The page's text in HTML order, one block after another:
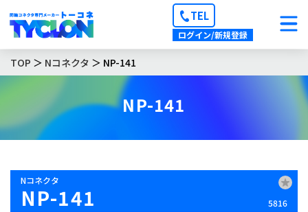
TEL
ログイン/新規登録
TOP ＞ Nコネクタ ＞ NP-141
NP-141
Nコネクタ
NP-141 5816